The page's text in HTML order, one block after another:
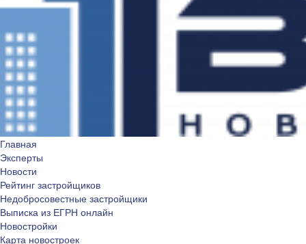
Главная
Эксперты
Новости
Рейтинг застройщиков
Недобросовестные застройщики
Выписка из ЕГРН онлайн
Новостройки
Карта новостроек